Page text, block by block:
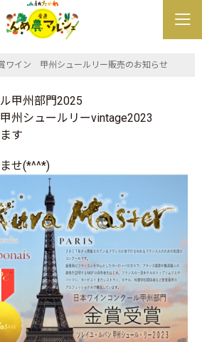
ワイン 甲州シュールリー販売のお知らせ
甲州部門2025
州シュールリーvintage2023
す
せ(*^^*)